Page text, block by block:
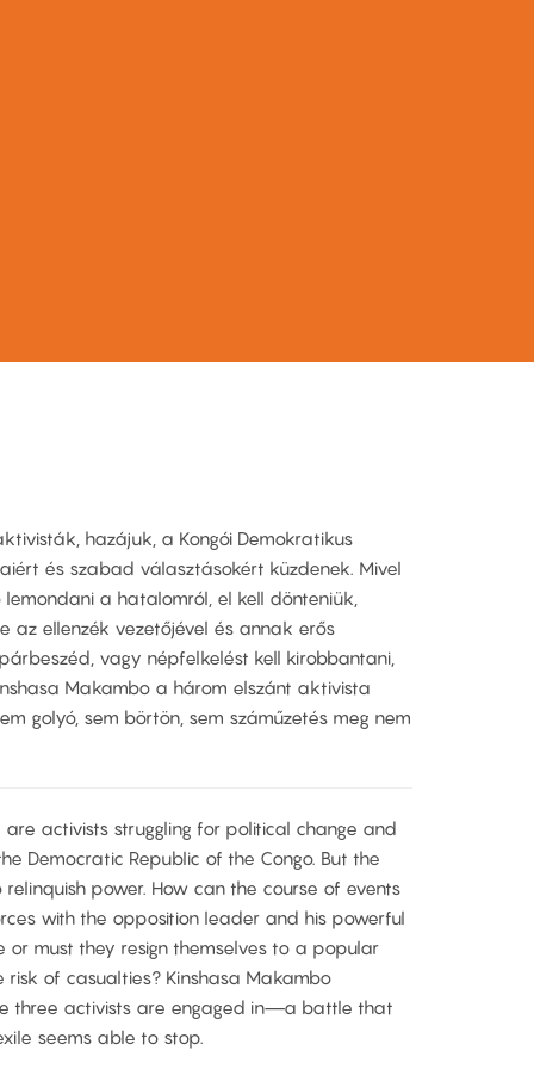
hazájuk, a Kongói Demokratikus
és szabad választásokért küzdenek. Mivel
a hatalomról, el kell dönteniük,
az ellenzék vezetőjével és annak erős
vagy népfelkelést kell kirobbantani,
Makambo a három elszánt aktivista
golyó, sem börtön, sem száműzetés meg nem
activists struggling for political change and
Democratic Republic of the Congo. But the
relinquish power. How can the course of events
with the opposition leader and his powerful
or must they resign themselves to a popular
risk of casualties? Kinshasa Makambo
three activists are engaged in—a battle that
seems able to stop.